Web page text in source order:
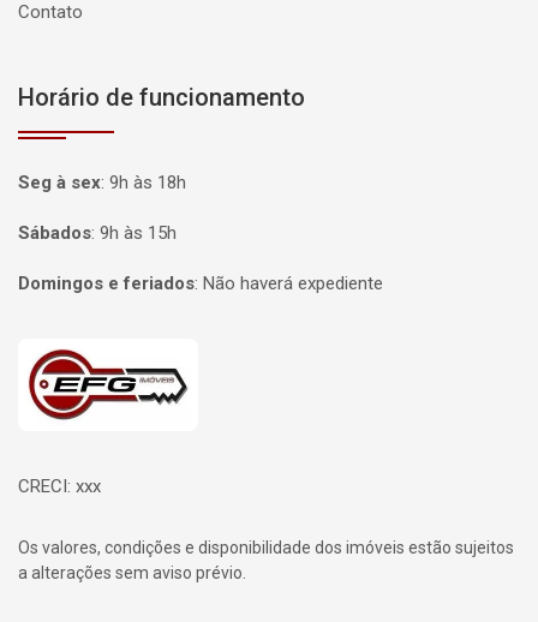
Contato
Horário de funcionamento
Seg à sex: 9h às 18h
Sábados: 9h às 15h
Domingos e feriados: Não haverá expediente
Página inicial
CRECI: xxx
Os valores, condições e disponibilidade dos imóveis estão sujeitos
a alterações sem aviso prévio.